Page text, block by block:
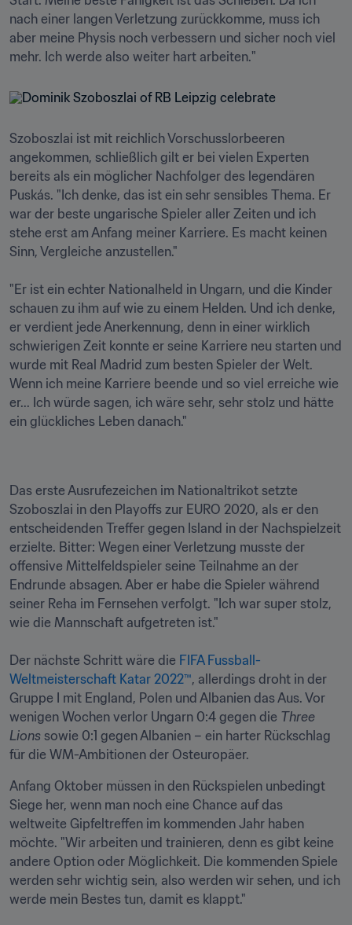
nach einer langen Verletzung zurückkomme, muss ich
aber meine Physis noch verbessern und sicher noch viel
mehr. Ich werde also weiter hart arbeiten."
Szoboszlai ist mit reichlich Vorschusslorbeeren
angekommen, schließlich gilt er bei vielen Experten
bereits als ein möglicher Nachfolger des legendären
Puskás. "Ich denke, das ist ein sehr sensibles Thema. Er
war der beste ungarische Spieler aller Zeiten und ich
stehe erst am Anfang meiner Karriere. Es macht keinen
Sinn, Vergleiche anzustellen."
"Er ist ein echter Nationalheld in Ungarn, und die Kinder
schauen zu ihm auf wie zu einem Helden. Und ich denke,
er verdient jede Anerkennung, denn in einer wirklich
schwierigen Zeit konnte er seine Karriere neu starten und
wurde mit Real Madrid zum besten Spieler der Welt.
Wenn ich meine Karriere beende und so viel erreiche wie
er... Ich würde sagen, ich wäre sehr, sehr stolz und hätte
ein glückliches Leben danach."
Das erste Ausrufezeichen im Nationaltrikot setzte
Szoboszlai in den Playoffs zur EURO 2020, als er den
entscheidenden Treffer gegen Island in der Nachspielzeit
erzielte. Bitter: Wegen einer Verletzung musste der
offensive Mittelfeldspieler seine Teilnahme an der
Endrunde absagen. Aber er habe die Spieler während
seiner Reha im Fernsehen verfolgt. "Ich war super stolz,
wie die Mannschaft aufgetreten ist."
Der nächste Schritt wäre die FIFA Fussball-
Weltmeisterschaft Katar 2022™, allerdings droht in der
Gruppe I mit England, Polen und Albanien das Aus. Vor
wenigen Wochen verlor Ungarn 0:4 gegen die Three
Lions sowie 0:1 gegen Albanien – ein harter Rückschlag
für die WM-Ambitionen der Osteuropäer.
Anfang Oktober müssen in den Rückspielen unbedingt
Siege her, wenn man noch eine Chance auf das
weltweite Gipfeltreffen im kommenden Jahr haben
möchte. "Wir arbeiten und trainieren, denn es gibt keine
andere Option oder Möglichkeit. Die kommenden Spiele
werden sehr wichtig sein, also werden wir sehen, und ich
werde mein Bestes tun, damit es klappt."